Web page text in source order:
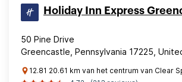
Holiday Inn Express
50 Pine Drive
Greencastle, Pennsylvania 17225,
12.81 20.61 km van het centrum van Clear